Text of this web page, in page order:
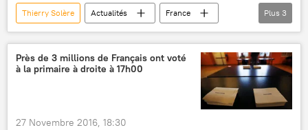
Thierry Solère Actualités
France
Jean-Jacques Urvoas
cour de justice
secret professionnel
Plus 3
Près de 3 millions de Français ont voté
à la primaire à droite à 17h00
27 Novembre 2016, 18:30